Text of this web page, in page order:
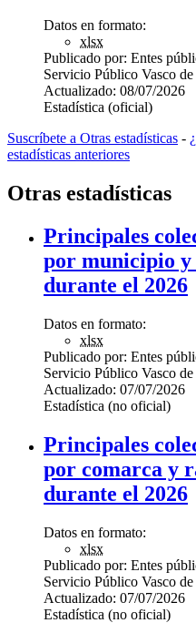
Datos en formato:
xlsx
Publicado por: Entes
Servicio Público Vasco
Actualizado: 08/07/2026
Estadística (oficial)
Suscríbete a Otras estadísticas -
estadísticas anteriores
Otras estadísticas
Principales
por municipio y
durante el 2026
Datos en formato:
xlsx
Publicado por: Entes
Servicio Público Vasco
Actualizado: 07/07/2026
Estadística (no oficial)
Principales
por comarca y
durante el 2026
Datos en formato:
xlsx
Publicado por: Entes
Servicio Público Vasco
Actualizado: 07/07/2026
Estadística (no oficial)